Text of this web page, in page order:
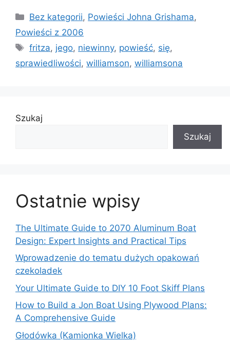
Kategorie
Bez kategorii, Powieści Johna Grishama,
Powieści z 2006
Tagi
fritza, jego, niewinny, powieść, się,
sprawiedliwości, williamson, williamsona
Szukaj
Szukaj
Ostatnie wpisy
The Ultimate Guide to 2070 Aluminum Boat
Design: Expert Insights and Practical Tips
Wprowadzenie do tematu dużych opakowań
czekoladek
Your Ultimate Guide to DIY 10 Foot Skiff Plans
How to Build a Jon Boat Using Plywood Plans:
A Comprehensive Guide
Głodówka (Kamionka Wielka)